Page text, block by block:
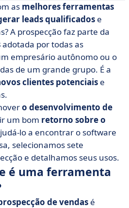
ferramenta de prospecção?
para otimizar sua prospecção
de prospecção
para ajudá-lo a fazer o
as melhores ferramentas
leads qualificados e
A prospecção faz parte da
adotada por todas as
empresário autônomo ou o
de um grande grupo. É a
clientes potenciais e
o desenvolvimento de
um bom retorno sobre o
lo a encontrar o software
selecionamos sete
e detalhamos seus usos.
é uma ferramenta
de vendas é